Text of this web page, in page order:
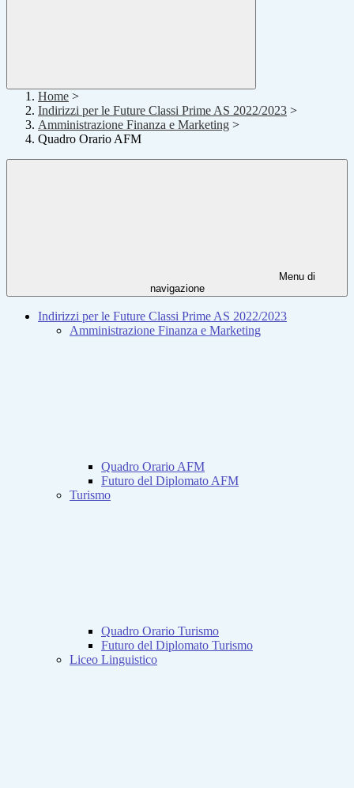
Home >
Indirizzi per le Future Classi Prime AS 2022/2023 >
Amministrazione Finanza e Marketing >
Quadro Orario AFM
Menu di
navigazione
Indirizzi per le Future Classi Prime AS 2022/2023
Amministrazione Finanza e Marketing
Quadro Orario AFM
Futuro del Diplomato AFM
Turismo
Quadro Orario Turismo
Futuro del Diplomato Turismo
Liceo Linguistico